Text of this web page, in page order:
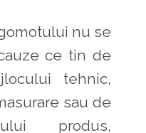
nu se
ce tin de
tehnic,
sau de
produs,